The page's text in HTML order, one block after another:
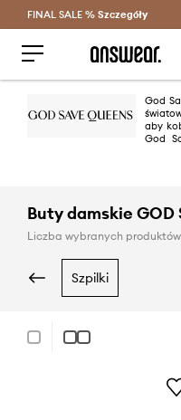
FINAL SALE % Szczegóły
God
aby
God
Buty damskie GOD
Liczba wybranych
szpilki